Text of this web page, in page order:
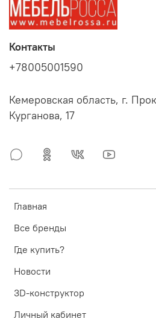
Главная
Все бренды
Где купить?
Новости
3D-конструктор
Личный кабинет
Контакты
+78005001590
Кемеровская область, г.
Курганова, 17